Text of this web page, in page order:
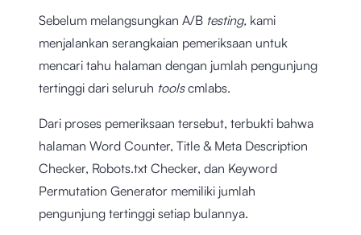
Sebelum melangsungkan A/B testing, kami
menjalankan serangkaian pemeriksaan untuk
mencari tahu halaman dengan jumlah pengunjung
tertinggi dari seluruh toolscmlabs.
Dari proses pemeriksaan tersebut, terbukti bahwa
halaman Word Counter, Title & Meta Description
Checker, Robots.txt Checker, dan Keyword
Permutation Generator memiliki jumlah
pengunjung tertinggi setiap bulannya.